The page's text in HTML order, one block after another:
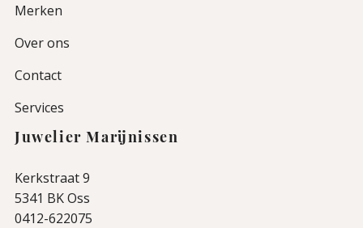
Merken
Over ons
Contact
Services
Juwelier Marijnissen
Kerkstraat 9
5341 BK Oss
0412-622075